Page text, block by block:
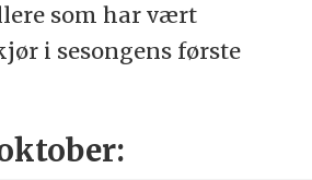
som har vært
i sesongens første